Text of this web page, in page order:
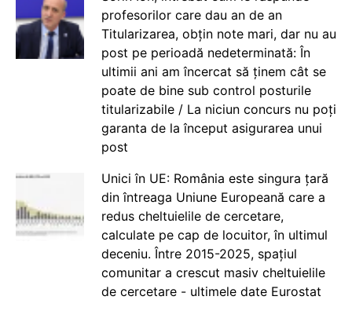
profesorilor care dau an de an
Titularizarea, obțin note mari, dar nu au
post pe perioadă nedeterminată: În
ultimii ani am încercat să ținem cât se
poate de bine sub control posturile
titularizabile / La niciun concurs nu poți
garanta de la început asigurarea unui
post
Unici în UE: România este singura țară
din întreaga Uniune Europeană care a
redus cheltuielile de cercetare,
calculate pe cap de locuitor, în ultimul
deceniu. Între 2015-2025, spațiul
comunitar a crescut masiv cheltuielile
de cercetare - ultimele date Eurostat